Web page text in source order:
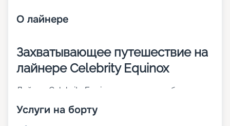
О лайнере
Захватывающее путешествие на
лайнере Celebrity Equinox
Лайнер Celebrity Equinox – это 13-палубное
городе Папенбург. Спустя 10 лет, в 2019 году,
Услуги на борту